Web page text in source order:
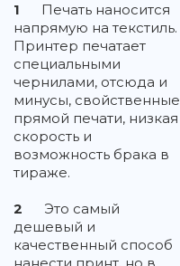
1
Печать наносится
напрямую на текстиль.
Принтер печатает
специальными
чернилами, отсюда и
минусы, свойственные
прямой печати, низкая
скорость и
возможность брака в
тираже.
2
Это самый
дешевый и
качественный способ